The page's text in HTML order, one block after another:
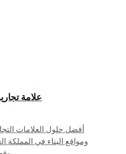
علامة
أفضل حلول العلامات
ومواقع البناء في المملكة